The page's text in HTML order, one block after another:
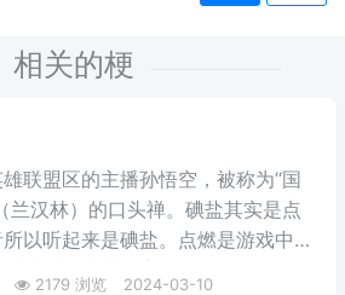
相关的梗
联盟区的主播孙悟空，被称为“国
兰汉林）的口头禅。碘盐其实是点
以听起来是碘盐。点燃是游戏中的
对对面造成伤害。
2179 浏览 2024-03-10